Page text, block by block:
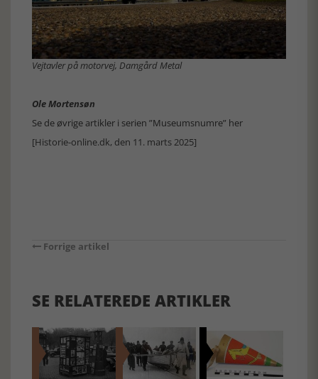
Vejtavler på motorvej, Damgård Metal
Ole Mortensøn
Se de øvrige artikler i serien ”Museumsnumre” her
[Historie-online.dk, den 11. marts 2025]
Forrige artikel
SE RELATEREDE ARTIKLER